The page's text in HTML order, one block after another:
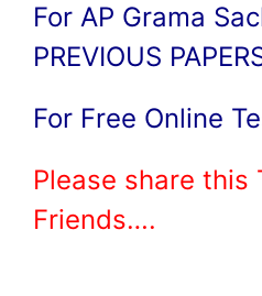
For AP Grama
PREVIOUS
For Free Online
Please share this
Friends….